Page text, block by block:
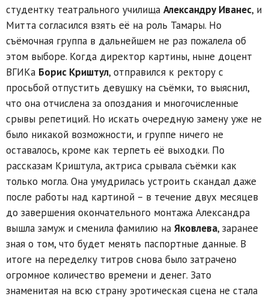
студентку театрального училища Александру Иванес, и
Митта согласился взять её на роль Тамары. Но
съёмочная группа в дальнейшем не раз пожалела об
этом выборе. Когда директор картины, ныне доцент
ВГИКа Борис Криштул, отправился к ректору с
просьбой отпустить девушку на съёмки, то выяснил,
что она отчислена за опоздания и многочисленные
срывы репетиций. Но искать очередную замену уже не
было никакой возможности, и группе ничего не
оставалось, кроме как терпеть её выходки. По
рассказам Криштула, актриса срывала съёмки как
только могла. Она умудрилась устроить скандал даже
после работы над картиной – в течение двух месяцев
до завершения окончательного монтажа Александра
вышла замуж и сменила фамилию на Яковлева, заранее
зная о том, что будет менять паспортные данные. В
итоге на переделку титров снова было затрачено
огромное количество времени и денег. Зато
знаменитая на всю страну эротическая сцена не стала